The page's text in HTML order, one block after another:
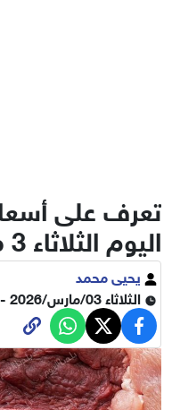
تعرف على
اليوم الثلاثاء 3 مارس 2026
يحيى محمد
الثلاثاء 03/مارس/2026 - 11:44 ص